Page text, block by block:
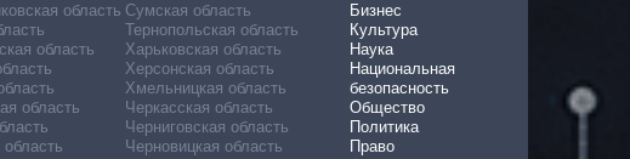
область
область
область
Сумская область
Тернопольская область
Харьковская область
Херсонская область
Хмельницкая область
Черкасская область
Черниговская область
Черновицкая область
Бизнес
Культура
Наука
Национальная
безопасность
Общество
Политика
Право